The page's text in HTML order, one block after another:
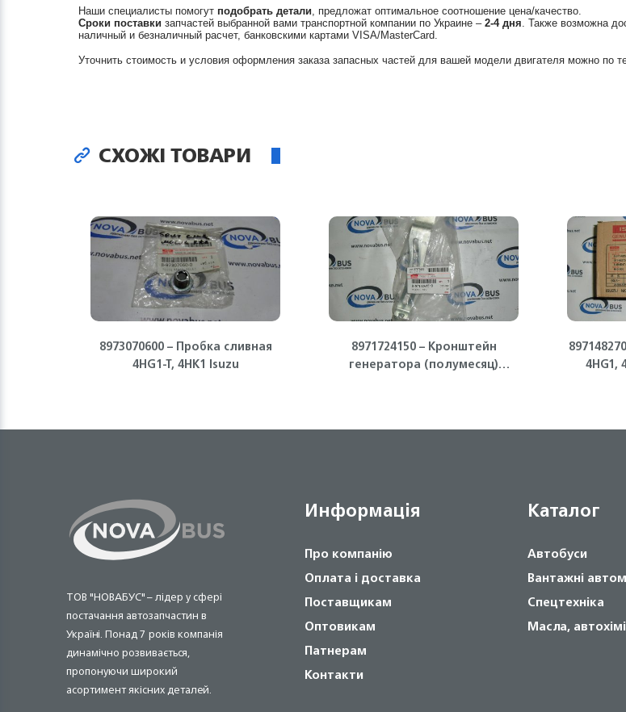
Наши специалисты помогут подобрать детали, предложат оптимальное соотношение цена/качество.
Сроки поставки запчастей выбранной вами транспортной компании по Украине – 2-4 дня. Также возможна
наличный и безналичный расчет, банковскими картами VISA/MasterCard.
Уточнить стоимость и условия оформления заказа запасных частей для вашей модели двигателя можно по
СХОЖІ ТОВАРИ
8973070600 – Пробка сливная
4HG1-T, 4HK1 Isuzu
8971724150 – Кронштейн
генератора (полумесяц)
4HG1,
ТОВ "НОВАБУС" – лідер у сфері
постачання автозапчастин в
Україні. Понад 7 років компанія
динамічно розвивається,
пропонуючи широкий
асортимент якісних деталей.
Информація
Про компанію
Оплата і доставка
Поставщикам
Оптовикам
Патнерам
Контакти
Каталог
Автобуси
Вантажні
Спецтехніка
Масла,